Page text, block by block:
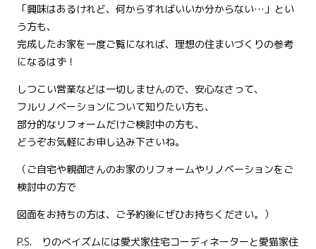
「興味はあるけれど、何からすればいいか分からない…」とい
う方も、
完成したお家を一度ご覧になれば、理想の住まいづくりの参考
になるはず！
しつこい営業などは一切しませんので、安心なさって、
フルリノベーションについて知りたい方も、
部分的なリフォームだけご検討中の方も、
どうぞお気軽にお申し込み下さいね。
（ご自宅や親御さんのお家のリフォームやリノベーションをご
検討中の方で
図面をお持ちの方は、ご予約後にぜひお持ちください。）
P.S. りのべイズムには愛犬家住宅コーディネーターと愛猫家住